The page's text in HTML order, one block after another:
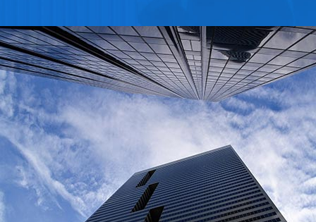
汽车专用钢